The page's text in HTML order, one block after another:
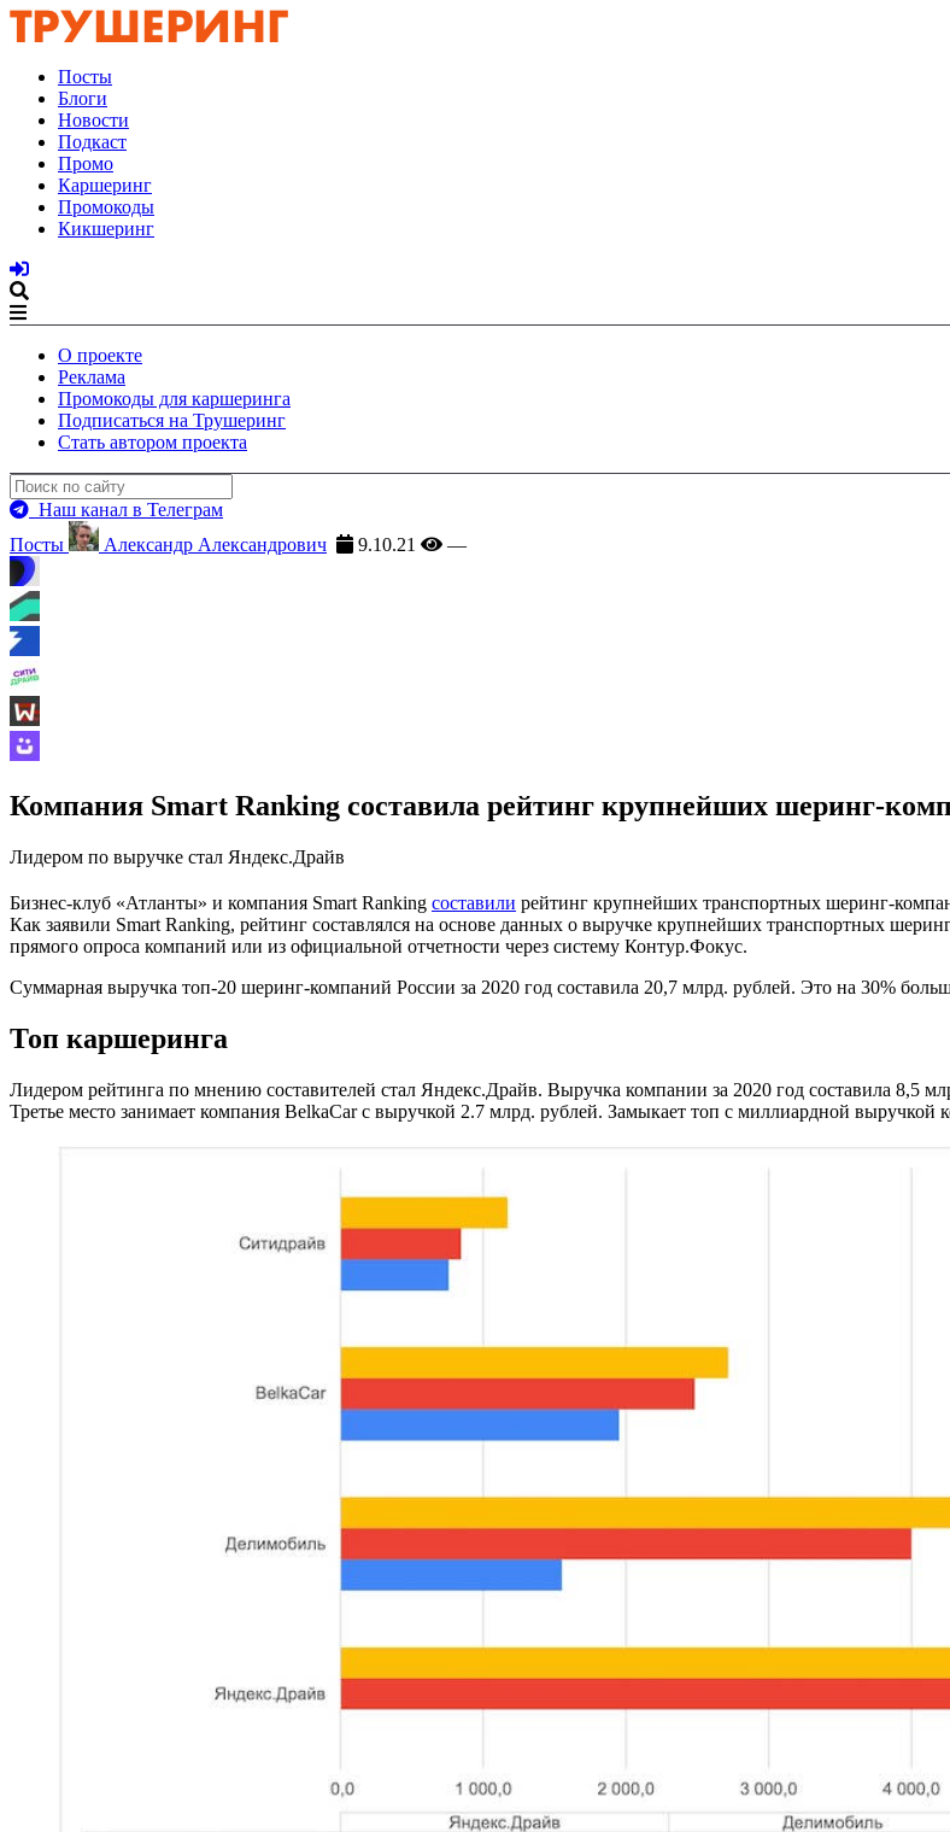
Посты
Блоги
Новости
Подкаст
Промо
Каршеринг
Промокоды
Кикшеринг
О проекте
Реклама
Промокоды для каршеринга
Подписаться на Трушеринг
Стать автором проекта
Наш канал в Телеграм
Посты
Александр Александрович 9.10.21 —
Компания Smart Ranking составила рейтинг крупнейших шеринг-
Лидером по выручке стал Яндекс.Драйв
Бизнес-клуб «Атланты» и компания Smart Ranking составили рейтинг крупнейших транспортных шеринг-
Как заявили Smart Ranking, рейтинг составлялся на основе данных о выручке крупнейших транспортных
прямого опроса компаний или из официальной отчетности через систему Контур.Фокус.
Суммарная выручка топ-20 шеринг-компаний России за 2020 год составила 20,7 млрд. рублей. Это на 30%
Топ каршеринга
Лидером рейтинга по мнению составителей стал Яндекс.Драйв. Выручка компании за 2020 год составила 8,5
Третье место занимает компания BelkaCar с выручкой 2.7 млрд. рублей. Замыкает топ с миллиардной